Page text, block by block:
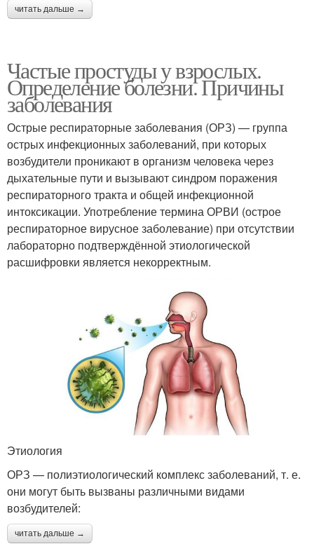
читать дальше →
Частые простуды у взрослых.
Определение болезни. Причины
заболевания
Острые респираторные заболевания (ОРЗ) — группа
острых инфекционных заболеваний, при которых
возбудители проникают в организм человека через
дыхательные пути и вызывают синдром поражения
респираторного тракта и общей инфекционной
интоксикации. Употребление термина ОРВИ (острое
респираторное вирусное заболевание) при отсутствии
лабораторно подтверждённой этиологической
расшифровки является некорректным.
Этиология
ОРЗ — полиэтиологический комплекс заболеваний, т. е.
они могут быть вызваны различными видами
возбудителей:
читать дальше →